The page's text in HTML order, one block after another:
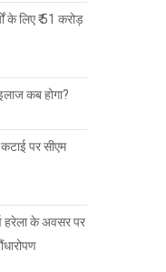
के लिए ₹ 51 करोड़
कब होगा?
पर सीएम
हरेला के अवसर पर